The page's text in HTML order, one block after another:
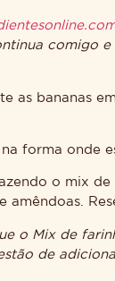
comigo
as bananas
forma onde
o mix
o Mix de
de